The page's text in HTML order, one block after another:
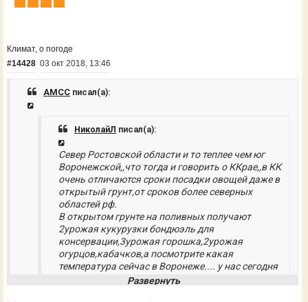
Климат, о погоде
#14428 03 окт 2018, 13:46
AMCC писал(а):
НиколайЛ писал(а):
Север Ростовской области и то теплее чем юг
Воронежской,,что тогда и говорить о ККрае,,в КК
очень отличаются сроки посадки овощей даже в
открытый грунт,от сроков более северных
областей рф.
В открытом грунте на поливных получают
2урожая кукурузки бондюэль для
консервации,3урожая горошка,2урожая
огурцов,кабачков,а посмотрите какая
температура сейчас в Воронеже.... у нас сегодня